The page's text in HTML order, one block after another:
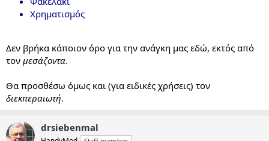
Χρηματισμός
Δεν βρήκα κάποιον όρο για την ανάγκη μας εδώ, εκτός από
τον μεσάζοντα.
Θα προσθέσω όμως και (για ειδικές χρήσεις) τον
διεκπεραιωτή.
drsiebenmal